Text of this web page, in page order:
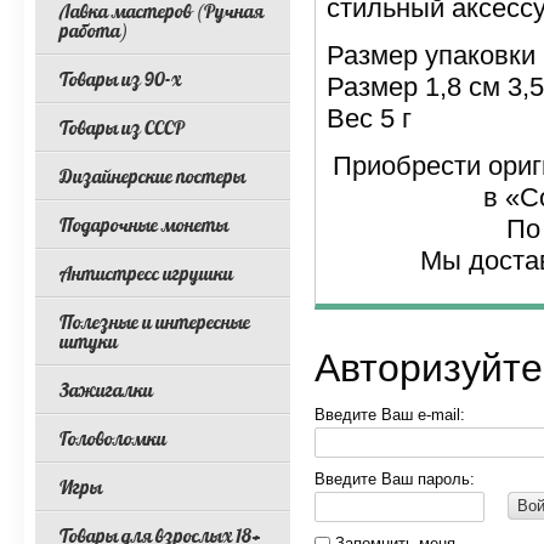
стильный
Размер
Размер 1,8 см
Вес 5 г
Приобрести
в
По
Мы
Введите Ваш e-mail:
Введите Ваш пароль:
Лавка мастеров (Ручная
работа)
Товары из 90-х
Товары из СССР
Дизайнерские постеры
Подарочные монеты
Антистресс игрушки
Полезные и интересные
штуки
Зажигалки
Головоломки
Игры
Товары для взрослых 18+